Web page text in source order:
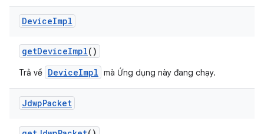
DeviceImpl
getDeviceImpl()
Trả về DeviceImpl mà Ứng dụng này đang chạy.
JdwpPacket